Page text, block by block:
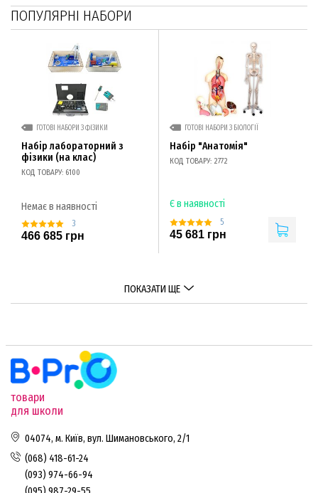
ПОПУЛЯРНІ НАБОРИ
ГОТОВІ НАБОРИ З ФІЗИКИ
Набір лабораторний з
фізики (на клас)
КОД ТОВАРУ: 6100
Немає в наявності
3
466 685 грн
ГОТОВІ НАБОРИ З БІОЛОГІЇ
Набір "Анатомія"
КОД ТОВАРУ: 2772
Є в наявності
5
45 681 грн
ПОКАЗАТИ ЩЕ
товари
для школи
04074, м. Київ, вул. Шимановського, 2/1
(068) 418-61-24
(093) 974-66-94